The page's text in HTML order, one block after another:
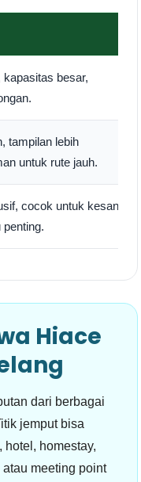
kapasitas besar,
tampilan lebih
untuk rute jauh.
cocok untuk kesan
Hiace
dari berbagai
jemput bisa
homestay,
atau meeting point